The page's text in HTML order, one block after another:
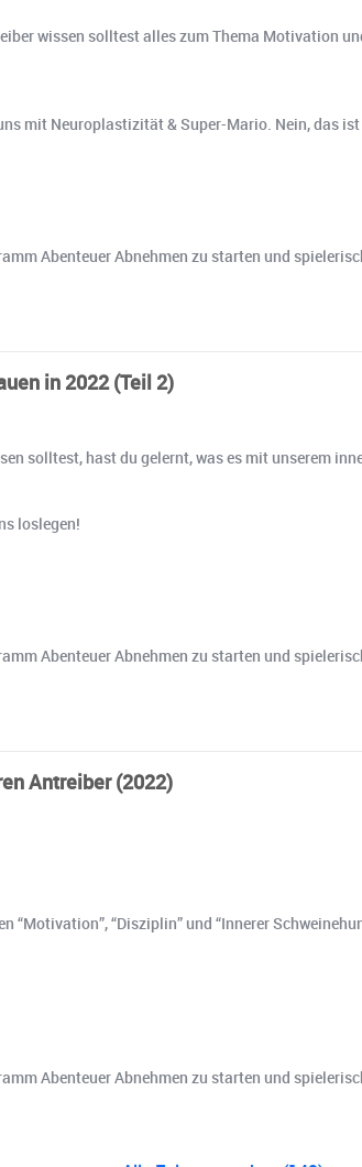
wissen solltest alles zum Thema Motivation
mit Neuroplastizität & Super-Mario. Nein, das
Abenteuer Abnehmen zu starten und
in 2022 (Teil 2)
solltest, hast du gelernt, was es mit unserem
loslegen!
Abenteuer Abnehmen zu starten und
Antreiber (2022)
“Disziplin” und “Innerer
Abenteuer Abnehmen zu starten und